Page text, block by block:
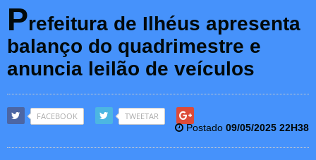
Prefeitura de Ilhéus apresenta
balanço do quadrimestre e
anuncia leilão de veículos
FACEBOOK TWEETAR
Postado 09/05/2025 22H38